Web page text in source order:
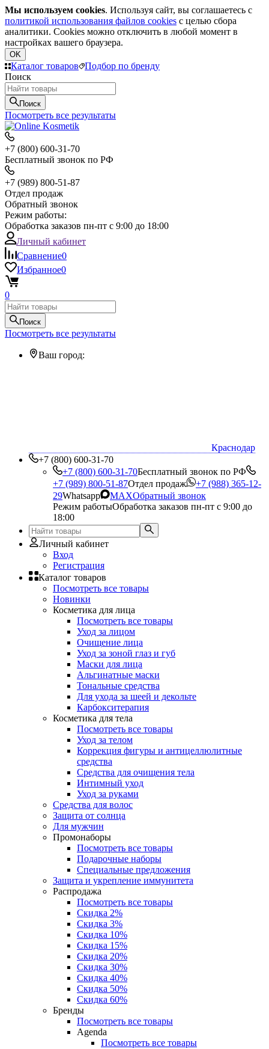
Мы используем cookies. Используя сайт, вы соглашаетесь с
политикой использования файлов cookies с целью сбора
аналитики. Cookies можно отключить в любой момент в
настройках вашего браузера.
OK
Каталог товаров
Подбор по бренду
Поиск
Поиск
Посмотреть все результаты
+7 (800) 600-31-70
Бесплатный звонок по РФ
+7 (989) 800-51-87
Отдел продаж
Обратный звонок
Режим работы:
Обработка заказов пн-пт с 9:00 до 18:00
Личный кабинет
Сравнение0
Избранное0
0
Поиск
Посмотреть все результаты
Ваш город:
Краснодар
+7 (800) 600-31-70
+7 (800) 600-31-70Бесплатный звонок по РФ
+7 (989) 800-51-87Отдел продаж
+7 (988) 365-12-
29Whatsapp MAXОбратный звонок
Режим работыОбработка заказов пн-пт с 9:00 до
18:00
Личный кабинет
Вход
Регистрация
Каталог товаров
Посмотреть все товары
Новинки
Косметика для лица
Посмотреть все товары
Уход за лицом
Очищение лица
Уход за зоной глаз и губ
Маски для лица
Альгинатные маски
Тональные средства
Для ухода за шеей и декольте
Карбокситерапия
Косметика для тела
Посмотреть все товары
Уход за телом
Коррекция фигуры и антицеллюлитные
средства
Средства для очищения тела
Интимный уход
Уход за руками
Средства для волос
Защита от солнца
Для мужчин
Промонаборы
Посмотреть все товары
Подарочные наборы
Специальные предложения
Защита и укрепление иммунитета
Распродажа
Посмотреть все товары
Скидка 2%
Скидка 3%
Скидка 10%
Скидка 15%
Скидка 20%
Скидка 30%
Скидка 40%
Скидка 50%
Скидка 60%
Бренды
Посмотреть все товары
Agenda
Посмотреть все товары